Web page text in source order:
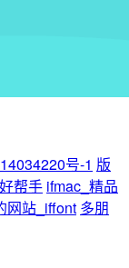
号-1 版
帮手 ifmac_精品
网站_iffont 多朋